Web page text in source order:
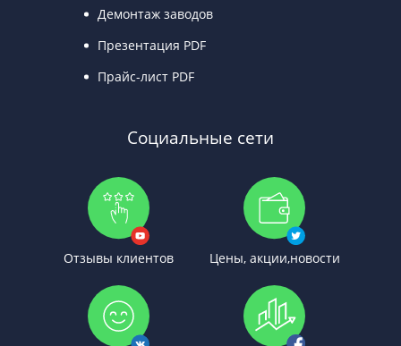
Демонтаж заводов
Презентация PDF
Прайс-лист PDF
Социальные сети
Отзывы клиентов Цены, акции,новости